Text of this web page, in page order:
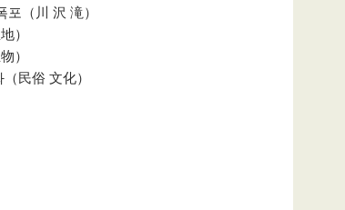
포（川 沢 滝）
）
）
民俗 文化）